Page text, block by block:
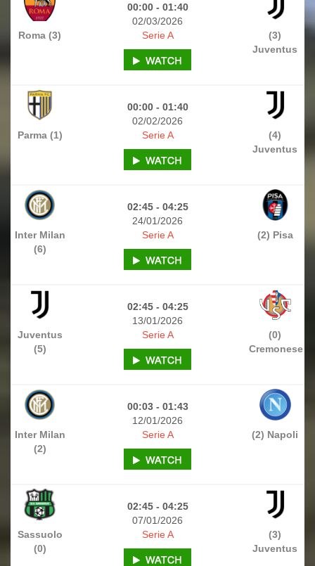
00:00 - 01:40
02/03/2026
Roma (3)
(3)
Juventus
Serie A
00:00 - 01:40
02/02/2026
Parma (1)
(4)
Juventus
Serie A
02:45 - 04:25
24/01/2026
Inter Milan
(6)
(2) Pisa
Serie A
02:45 - 04:25
13/01/2026
Juventus
(5)
(0)
Cremonese
Serie A
00:03 - 01:43
12/01/2026
Inter Milan
(2)
(2) Napoli
Serie A
02:45 - 04:25
07/01/2026
Sassuolo
(0)
(3)
Juventus
Serie A